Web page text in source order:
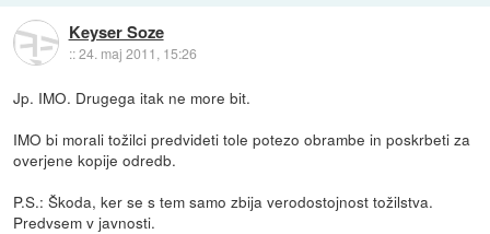
Keyser Soze
::24. maj 2011, 15:26
Jp. IMO. Drugega itak ne more bit.
IMO bi morali tožilci predvideti tole potezo obrambe in poskrbeti za
overjene kopije odredb.
P.S.: Škoda, ker se s tem samo zbija verodostojnost tožilstva.
Predvsem v javnosti.